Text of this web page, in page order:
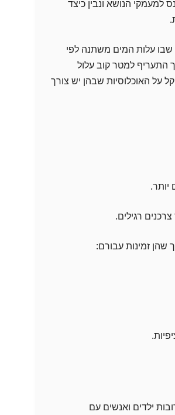
למעמקי הנושא ונבין כיצד
שבו עלות המים משתנה לפי
התעריף למטר קוב עלול
על האוכלוסיות שבהן יש צורך
יותר.
רגילים.
זמינות עבורם:
ילדים ואנשים עם